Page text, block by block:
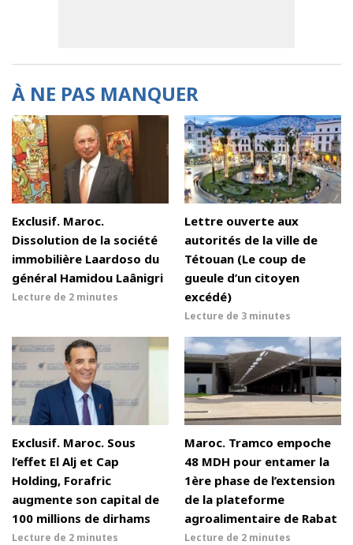
À NE PAS MANQUER
Exclusif. Maroc.
Dissolution de la société
immobilière Laardoso du
général Hamidou Laânigri
Lecture de 2 minutes
Lettre ouverte aux
autorités de la ville de
Tétouan (Le coup de
gueule d’un citoyen
excédé)
Lecture de 3 minutes
Exclusif. Maroc. Sous
l’effet El Alj et Cap
Holding, Forafric
augmente son capital de
100 millions de dirhams
Lecture de 2 minutes
Maroc. Tramco empoche
48 MDH pour entamer la
1ère phase de l’extension
de la plateforme
agroalimentaire de Rabat
Lecture de 2 minutes